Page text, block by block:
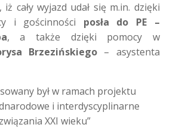
cały wyjazd udał się m.in. dzięki
i gościnności posła do PE –
, a także dzięki pomocy w
Brzezińskiego – asystenta
był w ramach projektu
i interdyscyplinarne
XXI wieku”